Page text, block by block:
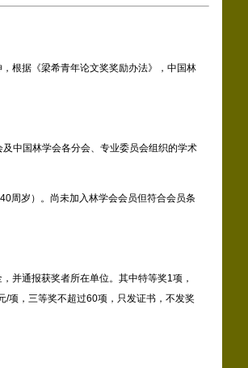
根据《梁希青年论文奖奖励办法》，中国林
中国林学会各分会、专业委员会组织的学术
周岁）。尚未加入林学会会员但符合会员条
并通报获奖者所在单位。其中特等奖1项，
项，三等奖不超过60项，只发证书，不发奖